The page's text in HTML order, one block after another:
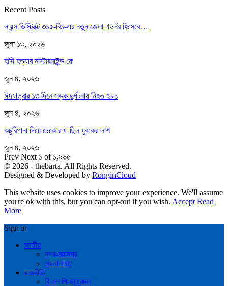
Recent Posts
লায়ন্স ডিস্ট্রিক্ট ৩১৫-বি১-এর নতুন জেলা গভর্নর হিসেবে…
জুলা ১৩, ২০২৬
হাদি হত্যার মাস্টারমাইন্ড কে
জুন ৪, ২০২৬
ঈদযাত্রার ১৩ দিনে সড়ক দুর্ঘটনায় নিহত ২৮১
জুন ৪, ২০২৬
কচুরিপানা দিয়ে ঢেকে রাখা ছিল যুবকের লাশ
জুন ৪, ২০২৬
Prev Next ১ of ১,৯৬৫
© 2026 - thebarta. All Rights Reserved.
Designed & Developed by RonginCloud
This website uses cookies to improve your experience. We'll assume
you're ok with this, but you can opt-out if you wish. Accept Read
More
Sign in
জাতীয়
নগর-মহানগর
জেলা বার্তা
রাজনীতি
বি এন পি-ছাত্রদল